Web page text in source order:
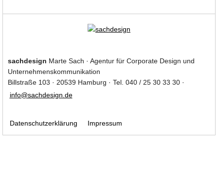
sachdesign Marte Sach · Agentur für Corporate Design und
Unternehmenskommunikation
Billstraße 103 · 20539 Hamburg · Tel. 040 / 25 30 33 30 ·
info@sachdesign.de
Datenschutzerklärung Impressum